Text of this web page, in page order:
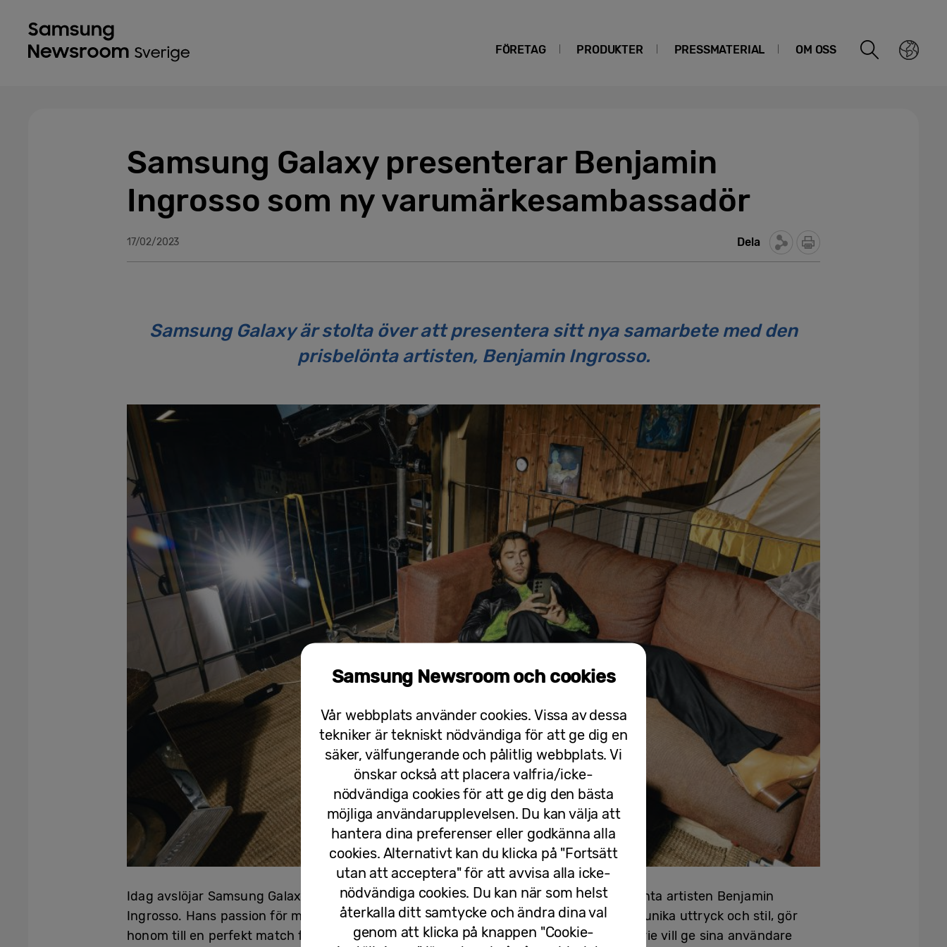
FÖRETAG PRODUKTER PRESSMATERIAL OM OSS
Samsung Galaxy presenterar Benjamin
Ingrosso som ny varumärkesambassadör
17/02/2023 Dela
Samsung Galaxy är stolta över att presentera sitt nya samarbete med den
prisbelönta artisten, Benjamin Ingrosso.
Idag avslöjar Samsung Galaxy sin nya varumärkesambassadör – mångfaldigt prisbelönta artisten Benjamin
Ingrosso. Hans passion för musik, fotografering och skapande tillsammans med hans unika uttryck och stil, gör
honom till en perfekt match för Samsung Galaxy som med sin senaste Galaxy S23-serie vill ge sina användare
Samsung Newsroom och cookies
Vår webbplats använder cookies. Vissa av dessa
tekniker är tekniskt nödvändiga för att ge dig en
säker, välfungerande och pålitlig webbplats. Vi
önskar också att placera valfria/icke-
nödvändiga cookies för att ge dig den bästa
möjliga användarupplevelsen. Du kan välja att
hantera dina preferenser eller godkänna alla
cookies. Alternativt kan du klicka på "Fortsätt
utan att acceptera" för att avvisa alla icke-
nödvändiga cookies. Du kan när som helst
återkalla ditt samtycke och ändra dina val
genom att klicka på knappen "Cookie-